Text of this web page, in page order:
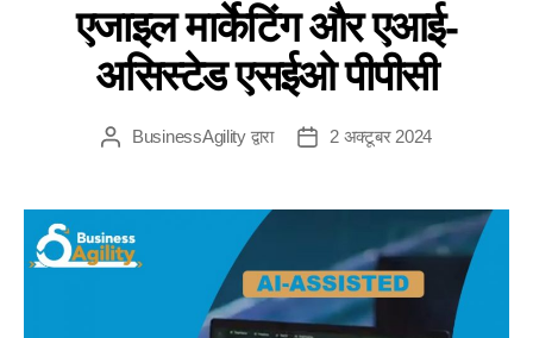
एजाइल मार्केटिंग और एआई-
असिस्टेड एसईओ पीपीसी
पोस्टBusinessAgilityद्वारा
पोस्ट
तारीख
2 अक्टूबर 2024